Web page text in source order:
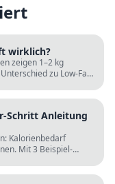
wirklich?
zeigen 1–2 kg
zu Low-Fat.
Schritt Anleitung
Kalorienbedarf
Mit 3 Beispiel-